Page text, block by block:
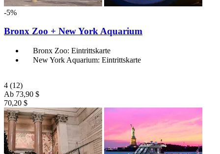
-5%
Bronx Zoo + New York Aquarium
Bronx Zoo: Eintrittskarte
New York Aquarium: Eintrittskarte
4 (12)
Ab 73,90 $
70,20 $